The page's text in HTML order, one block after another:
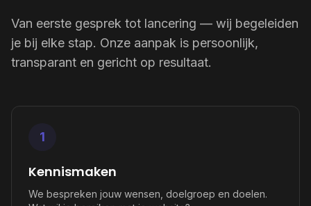
Van eerste gesprek tot lancering — wij begeleiden
je bij elke stap. Onze aanpak is persoonlijk,
transparant en gericht op resultaat.
1
Kennismaken
We bespreken jouw wensen, doelgroep en doelen.